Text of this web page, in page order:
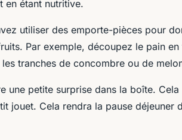
en étant nutritive.
utiliser des emporte-pièces pour
Par exemple, découpez le pain
tranches de concombre ou de
une petite surprise dans la boîte.
jouet. Cela rendra la pause déjeuner